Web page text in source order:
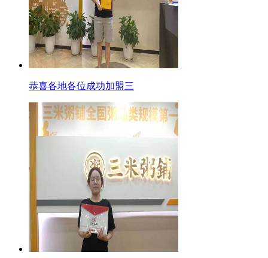
恭喜各地各位成功加盟三